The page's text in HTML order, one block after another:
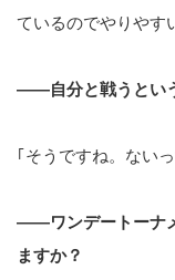
ているのでやりやす
――自分と戦うとい
｢そうですね。ない
――ワンデートーナ
ますか？